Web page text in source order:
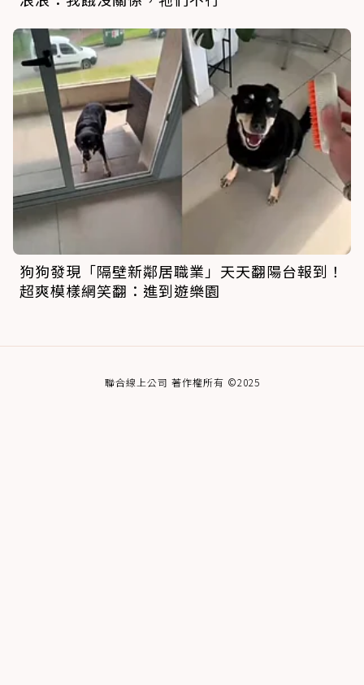
狗狗發現「隔壁新鄰居職業」天天翻陽台報到！
超爽模樣網笑翻：進到遊樂園
聯合線上公司 著作權所有 ©2025